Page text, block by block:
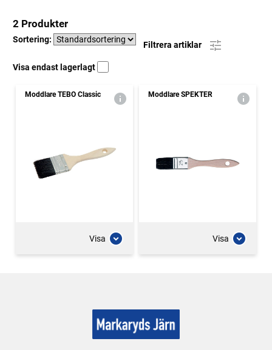
2 Produkter
Sortering:
Filtrera artiklar
Visa endast lagerlagt
Moddlare TEBO Classic
Visa
Moddlare SPEKTER
Visa